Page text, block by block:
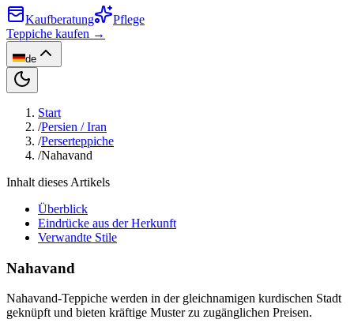
Kaufberatung
Pflege
Teppiche kaufen →
de
Start
/Persien / Iran
/Perserteppiche
/Nahavand
Inhalt dieses Artikels
Überblick
Eindrücke aus der Herkunft
Verwandte Stile
Nahavand
Nahavand-Teppiche werden in der gleichnamigen kurdischen Stadt
geknüpft und bieten kräftige Muster zu zugänglichen Preisen.